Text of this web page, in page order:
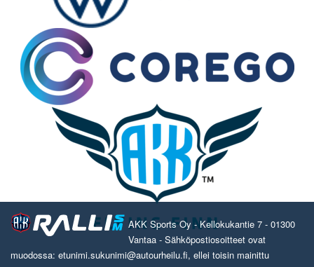
AKK Sports Oy - Kellokukantie 7 - 01300
Vantaa - Sähköpostiosoitteet ovat
muodossa: etunimi.sukunimi@autourheilu.fi, ellei toisin mainittu